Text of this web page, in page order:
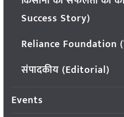
Success Story)
Reliance Foundation
संपादकीय (Editorial)
Events